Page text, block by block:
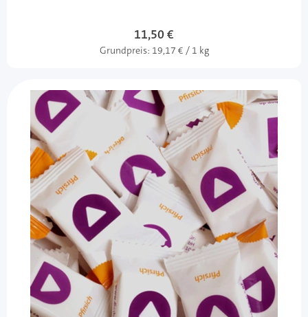
11,50 €
Grundpreis: 19,17 € / 1 kg